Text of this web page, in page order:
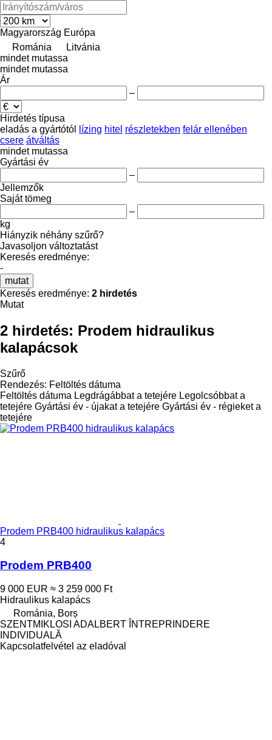
Magyarország Európa
Románia
Litvánia
mindet mutassa
mindet mutassa
Ár
–
Hirdetés típusa
eladás a gyártótól lízing hitel részletekben felár ellenében
csere átváltás
mindet mutassa
Gyártási év
–
Jellemzők
Saját tömeg
–
kg
Hiányzik néhány szűrő?
Javasoljon változtatást
Keresés eredménye:
-
mutat
Keresés eredménye: 2 hirdetés
Mutat
2 hirdetés: Prodem hidraulikus
kalapácsok
Szűrő
Rendezés: Feltöltés dátuma
Feltöltés dátuma Legdrágábbat a tetejére Legolcsóbbat a
tetejére Gyártási év - újakat a tetejére Gyártási év - régieket a
tetejére
Prodem PRB400 hidraulikus kalapács
4
Prodem PRB400
9 000 EUR ≈ 3 259 000 Ft
Hidraulikus kalapács
Románia, Borș
SZENTMIKLOSI ADALBERT ÎNTREPRINDERE
INDIVIDUALĂ
Kapcsolatfelvétel az eladóval